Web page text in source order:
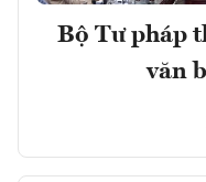
Bộ Tư pháp
văn